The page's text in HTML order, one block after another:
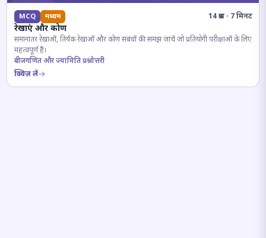
MCQ मध्यम 14 प्रश्न · 7 मिनट
रेखाएं और कोण
समानांतर रेखाओं, तिर्यक रेखाओं और कोण संबंधों की समझ जांचें जो प्रतियोगी परीक्षाओं के लिए
महत्वपूर्ण हैं।
बीजगणित और ज्यामिति प्रश्नोत्तरी
क्विज़ लें